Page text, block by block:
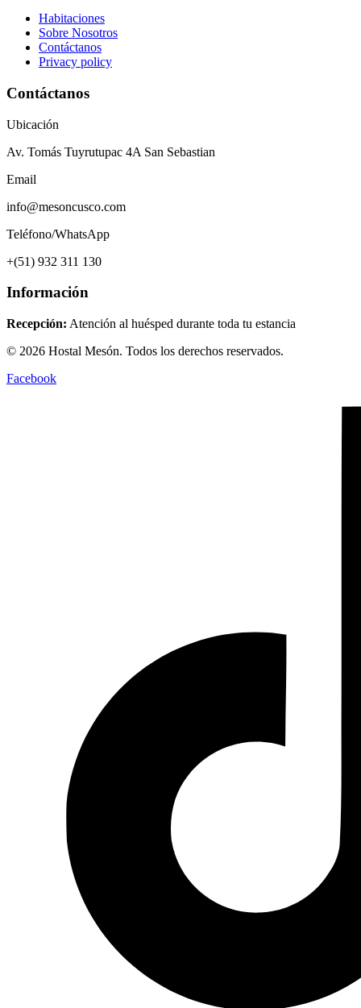
Habitaciones
Sobre Nosotros
Contáctanos
Privacy policy
Contáctanos
Ubicación
Av. Tomás Tuyrutupac 4A San Sebastian
Email
info@mesoncusco.com
Teléfono/WhatsApp
+(51) 932 311 130
Información
Recepción: Atención al huésped durante toda tu estancia
© 2026 Hostal Mesón. Todos los derechos reservados.
Facebook